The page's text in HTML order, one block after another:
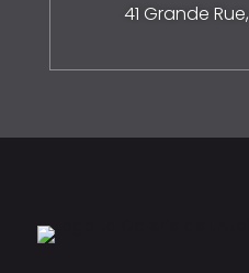
41 Grande Rue,